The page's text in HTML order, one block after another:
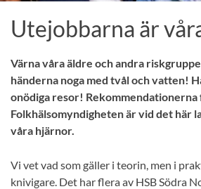
Utejobbarna är
Värna våra äldre och andra
händerna noga med tvål och vatten!
onödiga resor! Rekommendationerna
Folkhälsomyndigheten är vid det här
våra hjärnor.
Vi vet vad som gäller i teorin, men i
knivigare. Det har flera av HSB Södra